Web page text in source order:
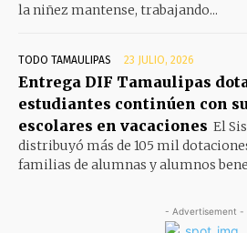
la niñez mantense, trabajando...
TODO TAMAULIPAS 23 JULIO, 2026
Entrega DIF Tamaulipas
estudiantes continúen con
escolares en vacaciones El
distribuyó más de 105 mil
familias de alumnas y alumnos
- Advertisement -